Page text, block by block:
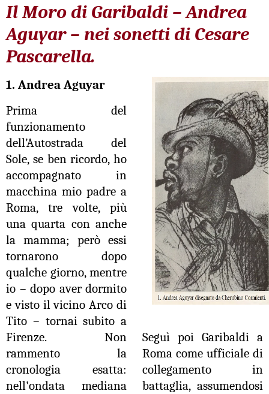
Il Moro di Garibaldi – Andrea
Aguyar – nei sonetti di Cesare
Pascarella.
1. Andrea Aguyar
Prima del
funzionamento
dell'Autostrada del
Sole, se ben ricordo, ho
accompagnato in
macchina mio padre a
Roma, tre volte, più
una quarta con anche
la mamma; però essi
tornarono dopo
qualche giorno, mentre
io – dopo aver dormito
e visto il vicino Arco di
Tito – tornai subito a
Firenze. Non
rammento la
cronologia esatta:
nell'ondata mediana
Seguì poi Garibaldi a
Roma come ufficiale di
collegamento in
battaglia, assumendosi